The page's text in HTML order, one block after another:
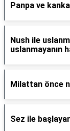
Panpa ve kanka
Nush ile
uslanmayanın
Milattan önce
Sez ile